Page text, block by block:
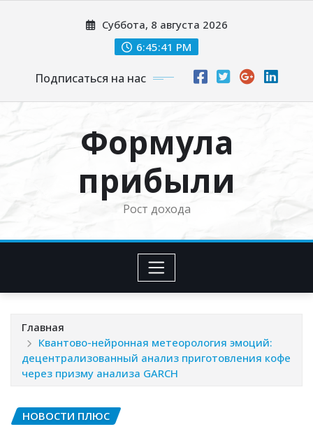
Суббота, 8 августа 2026
6:45:42 PM
Подписаться на нас
Формула
прибыли
Рост дохода
Главная
Квантово-нейронная метеорология эмоций:
децентрализованный анализ приготовления кофе
через призму анализа GARCH
НОВОСТИ ПЛЮС